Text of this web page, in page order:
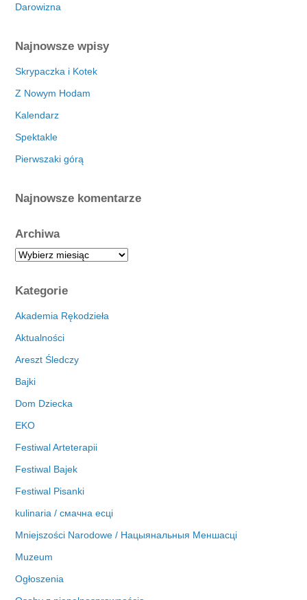
Darowizna
Najnowsze wpisy
Skrypaczka i Kotek
Z Nowym Hodam
Kalendarz
Spektakle
Pierwszaki górą
Najnowsze komentarze
Archiwa
A
h
i
a
Kategorie
Akademia Rękodzieła
Aktualności
Areszt Śledczy
Bajki
Dom Dziecka
EKO
Festiwal Arteterapii
Festiwal Bajek
Festiwal Pisanki
kulinaria / смачна есці
Mniejszości Narodowe / Нацыянальныя Меншасці
Muzeum
Ogłoszenia